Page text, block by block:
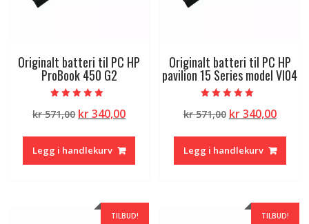
Originalt batteri til PC HP
ProBook 450 G2
5.00
av 5
kr571,00 Opprinnelig
var:
kr 571,00.
kr340,00Nåværende
kr 340,00.
Legg i handlekurv
Originalt batteri til PC HP
pavilion 15 Series model VI04
5.00
av 5
kr571,00 Opprinnelig
var:
kr 571,00.
kr340,00
kr
Legg i handlekurv
TILBUD! TILBUD!